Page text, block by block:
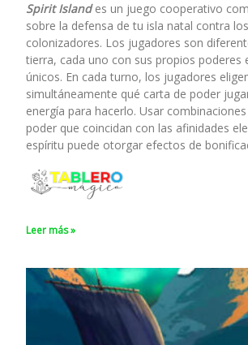
Spirit Islandes un juego cooperativo
sobre la defensa de tu isla natal contra
colonizadores. Los jugadores son
tierra, cada uno con sus propios poderes
únicos. En cada turno, los jugadores
simultáneamente qué carta de poder
energía para hacerlo. Usar
poder que coincidan con las afinidades
espíritu puede otorgar efectos de
Leer más »